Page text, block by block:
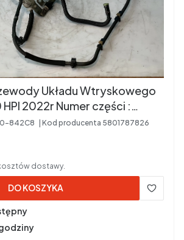
Układu Wtryskowego
2022r Numer części :
5801645770
842C8 Kod producenta 5801787826
dostawy.
DO KOSZYKA